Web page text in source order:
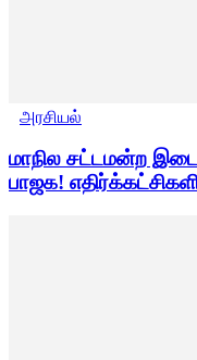
அரசியல்
மாநில சட்டமன்ற
பாஜக!